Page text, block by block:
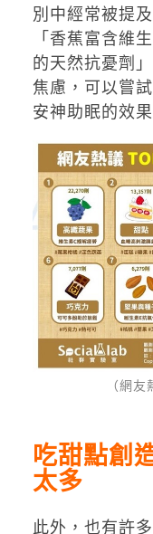
別中經常被提
「香蕉富含維
的天然抗憂劑
焦慮，可以嘗
安神助眠的效果
（網
吃甜點創
太多
此外，也有許